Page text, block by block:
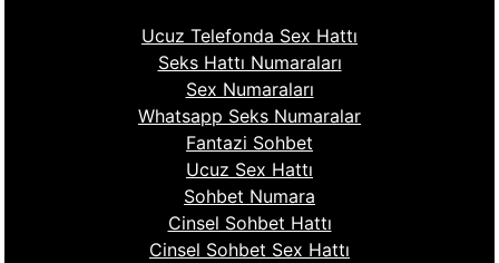
Ucuz Telefonda Sex Hattı
Seks Hattı Numaraları
Sex Numaraları
Whatsapp Seks Numaralar
Fantazi Sohbet
Ucuz Sex Hattı
Sohbet Numara
Cinsel Sohbet Hattı
Cinsel Sohbet Sex Hattı